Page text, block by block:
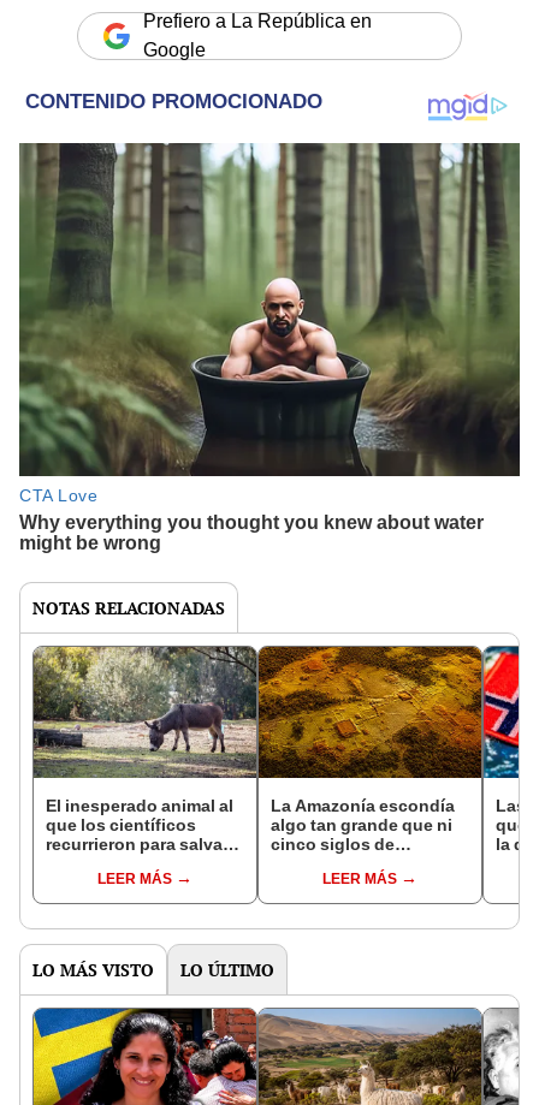
Prefiero a La República en
Google
NOTAS RELACIONADAS
El inesperado animal al
que los científicos
recurrieron para salvar
reintroducción de un
asno salvaje está
en un paisaje con más
LEER MÁS
La Amazonía escondía
algo tan grande que ni
cinco siglos de
encontrarlo: el hallazgo
podría cambiar todo lo
pasado
LEER MÁS
Las
que
la de
LO MÁS VISTO LO ÚLTIMO